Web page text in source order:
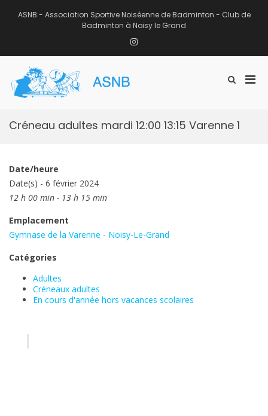
ASNB - Association Sportive Noiséenne de Badminton - Club de
Badminton à Noisy le Grand
Instagram
Afficher
recherche
Créneau adultes mardi 12:00 13:15 Varenne 1
Date/heure
Date(s) - 6 février 2024
12 h 00 min - 13 h 15 min
Emplacement
Gymnase de la Varenne - Noisy-Le-Grand
Catégories
Adultes
Créneaux adultes
En cours d'année hors vacances scolaires